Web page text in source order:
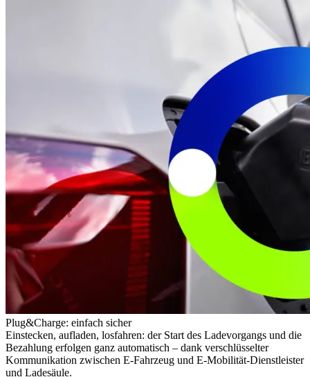
Plug&Charge: einfach sicher
Einstecken, aufladen, losfahren: der Start des Ladevorgangs und die
Bezahlung erfolgen ganz automatisch – dank verschlüsselter
Kommunikation zwischen E-Fahrzeug und E-Mobilität-Dienstleister
und Ladesäule.